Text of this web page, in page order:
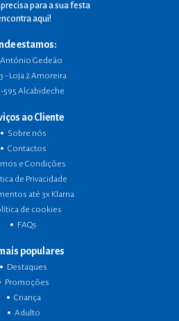
precisa para a sua festa
aqui!
estamos:
António Gedeão
- Loja 2 Amoreira
595 Alcabideche
ao Cliente
Sobre nós
Contactos
e Condições
de Privacidade
até 3x Klarna
de cookies
FAQs
populares
Destaques
Promoções
Criança
Adulto